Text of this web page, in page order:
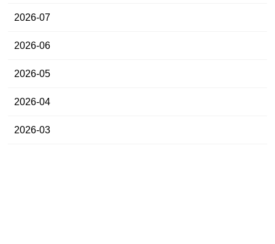
2026-07
2026-06
2026-05
2026-04
2026-03